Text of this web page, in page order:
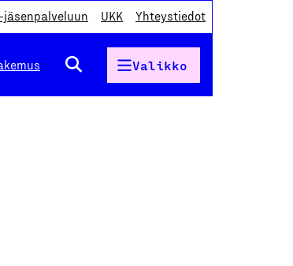
UKK Yhteystiedot
Valikko